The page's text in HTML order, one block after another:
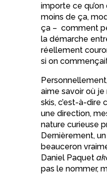
importe ce
moins de ça,
ça – comment
la démarche
réellement
si on
aime savoir où je
skis, c’est-à-dire
une direction,
nature curieuse
Dernièrement,
beauceron
Daniel Paquet
pas le nommer,